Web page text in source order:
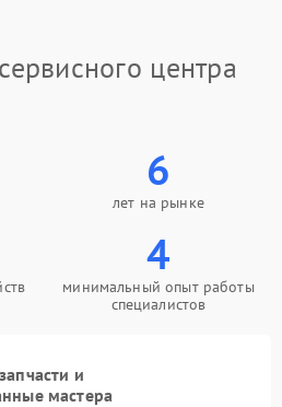
центра
6
лет на рынке
4
минимальный опыт работы
специалистов
и
мастера